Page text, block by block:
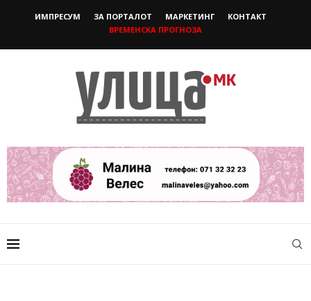
ИМПРЕСУМ ЗА ПОРТАЛОТ МАРКЕТИНГ
КОНТАКТ
ВРЕМЕНСКА ПРОГНОЗА